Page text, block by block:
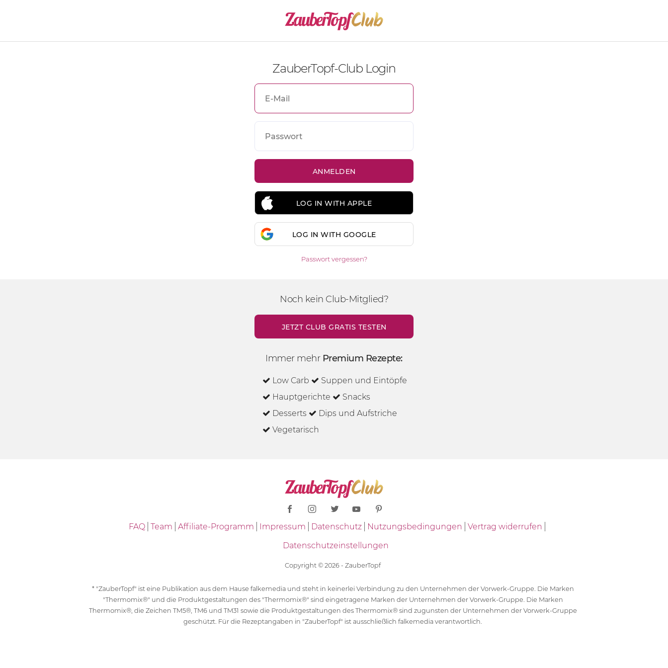
ZauberTopf-Club Login
LOG IN WITH APPLE
LOG IN WITH GOOGLE
Passwort vergessen?
Noch kein Club-Mitglied?
JETZT CLUB GRATIS TESTEN
Immer mehr Premium Rezepte:
Low Carb
Suppen und Eintöpfe
Hauptgerichte
Snacks
Desserts
Dips und Aufstriche
Vegetarisch
FAQ Team Affiliate-Programm Impressum Datenschutz Nutzungsbedingungen
Vertrag widerrufen
Datenschutzeinstellungen
Copyright © 2026 - ZauberTopf
* "ZauberTopf" ist eine Publikation aus dem Hause falkemedia und steht in keinerlei Verbindung zu den Unternehmen der Vorwerk-Gruppe. Die Marken
"Thermomix®" und die Produktgestaltungen des "Thermomix®" sind eingetragene Marken der Unternehmen der Vorwerk-Gruppe. Die Marken
Thermomix®, die Zeichen TM5®, TM6 und TM31 sowie die Produktgestaltungen des Thermomix® sind zugunsten der Unternehmen der Vorwerk-Gruppe
geschützt. Für die Rezeptangaben in "ZauberTopf" ist ausschließlich falkemedia verantwortlich.